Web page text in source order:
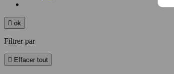
 ok
Filtrer par
 Effacer tout